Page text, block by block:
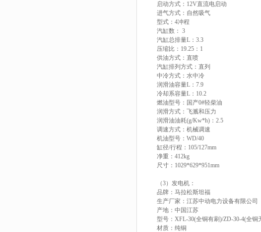
启动方式：12V直流电启动
进气方式：自然吸气
型式：4冲程
汽缸数： 3
汽缸总排量L：3.3
压缩比：19.25：1
供油方式：直喷
汽缸排列方式：直列
中冷方式：水中冷
润滑油容量L：7.9
冷却系容量L：10.2
燃油型号：国产0#轻柴油
润滑方式：飞溅和压力
润滑油油耗(g/Kw*h)：2.5
调速方式：机械调速
机油型号：WD/40
缸径/行程：105/127mm
净重：412kg
尺寸：1029*629*951mm
（3） 发电机 ：
品牌：马拉松斯坦福
生产厂家：江苏中动电力设备有限公司
产地：中国江苏
型号：XFL-30(全铜有刷)/ZD-30-4(全铜
材质：纯铜